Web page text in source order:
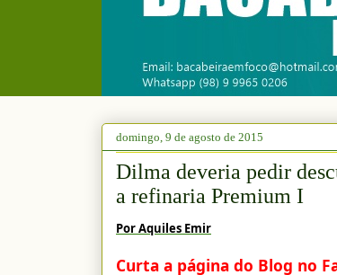
domingo, 9 de agosto de 2015
Dilma deveria pedir
a refinaria Premium I
Por Aquiles Emir
Curta a página do Blog no